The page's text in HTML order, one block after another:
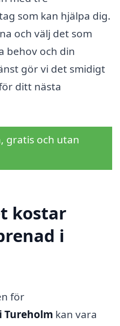
som kan hjälpa dig.
och välj det som
behov och din
gör vi det smidigt
ditt nästa
gratis och utan
kostar
i
för
kan vara